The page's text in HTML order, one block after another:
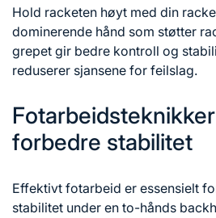
Hold racketen høyt med din
dominerende hånd som støtter
grepet gir bedre kontroll og
reduserer sjansene for feilslag.
forbedre stabilitet
Effektivt fotarbeid er essensielt
stabilitet under en to-hånds